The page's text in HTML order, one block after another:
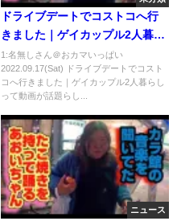
ドライブデートでコストコへ行
きました｜ゲイカップル2人暮ら
し
1:名無しさん＠おカマいっぱい
2022.09.17(Sat) ドライブデートでコスト
コへ行きました｜ゲイカップル2人暮らし
って動画が話題らし...
ニュース